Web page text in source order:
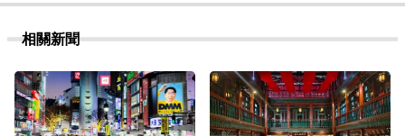
相關新聞